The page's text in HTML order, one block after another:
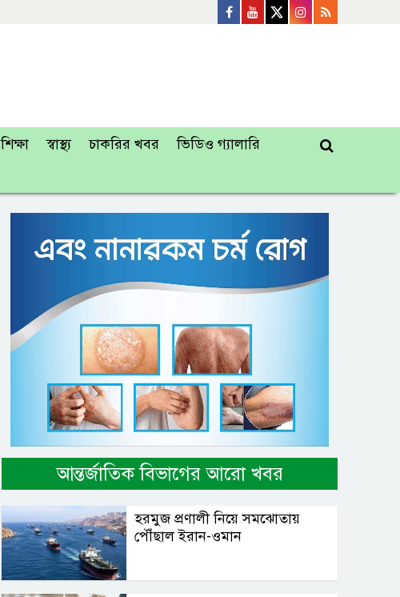
শিক্ষা স্বাস্থ্য চাকরির খবর
ভিডিও গ্যালারি
আন্তর্জাতিক বিভাগের আরো খবর
হরমুজ প্রণালী নিয়ে সমঝোতায়
পৌঁছাল ইরান-ওমান